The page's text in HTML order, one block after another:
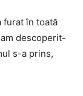
furat în toată
descoperit-
s-a prins,